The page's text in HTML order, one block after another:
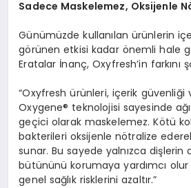
Sadece Maskelemez, Oksijenle N
Günümüzde kullanılan ürünlerin
görünen etkisi kadar önemli hale
Eratalar İnanç, Oxyfresh’in farkını
“Oxyfresh ürünleri, içerik güvenliği
Oxygene® teknolojisi sayesinde
geçici olarak maskelemez. Kötü
bakterileri oksijenle nötralize
sunar. Bu sayede yalnızca dişlerin
bütününü korumaya yardımcı olur
genel sağlık risklerini azaltır.”